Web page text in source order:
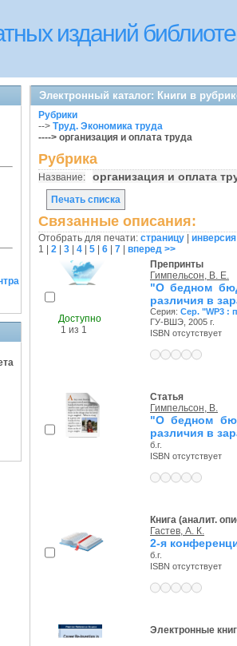
изданий
Электронный каталог: Книги в
Рубрики
--> Труд. Экономика труда
----> организация и оплата труда
Рубрика
Название: организация и оплата
Печать списка
Связанные описания:
Отобрать для печати: страницу инверсия
1
2 3 4 5 6 7 вперед >>
Доступно
1 из 1
Препринты
Гимпельсон, В. Е.
"О бедном
различия в
Серия: Сер. "WP3 :
ГУ-ВШЭ, 2005 г.
ISBN отсутствует
Статья
Гимпельсон, В.
"О бедном
различия в
б.г.
ISBN отсутствует
Книга (аналит.
Гастев, А. К.
2-я
б.г.
ISBN отсутствует
Электронные